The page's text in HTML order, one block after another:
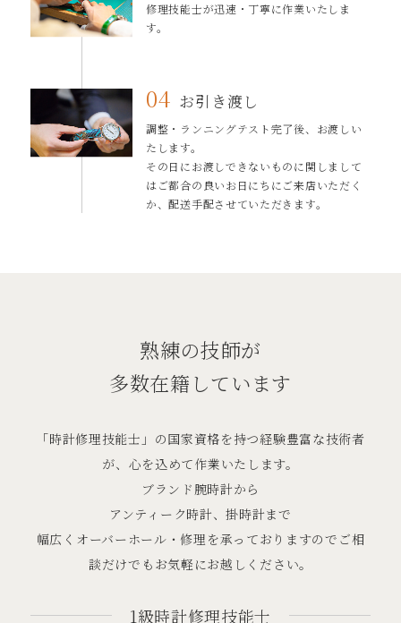
修理技能⼠が迅速・丁寧に作業いたしま
す。
04 お引き渡し
調整・ランニングテスト完了後、お渡しい
たします。
その日にお渡しできないものに関しまして
はご都合の良いお⽇にちにご来店いただく
か、配送⼿配させていただきます。
熟練の技師が
多数在籍しています
「時計修理技能⼠」の国家資格を持つ経験豊富な技術者
が、⼼を込めて作業いたします。
ブランド腕時計から
アンティーク時計、掛時計まで
幅広くオーバーホール・修理を承っておりますのでご相
談だけでもお気軽にお越しください。
1級時計修理技能士